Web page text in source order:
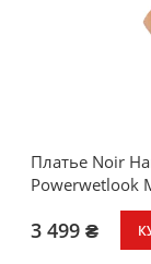
Платье Noir
Powerwetlook
3 499 ₴